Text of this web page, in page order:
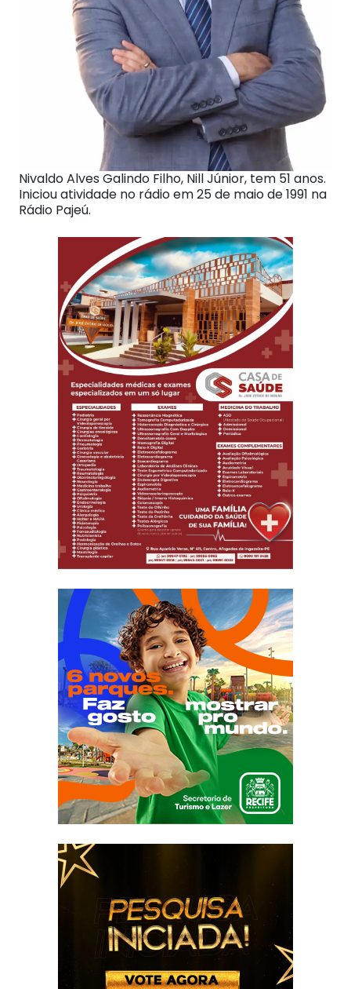
Nivaldo Alves Galindo Filho, Nill Júnior, tem 51 anos.
Iniciou atividade no rádio em 25 de maio de 1991 na
Rádio Pajeú.